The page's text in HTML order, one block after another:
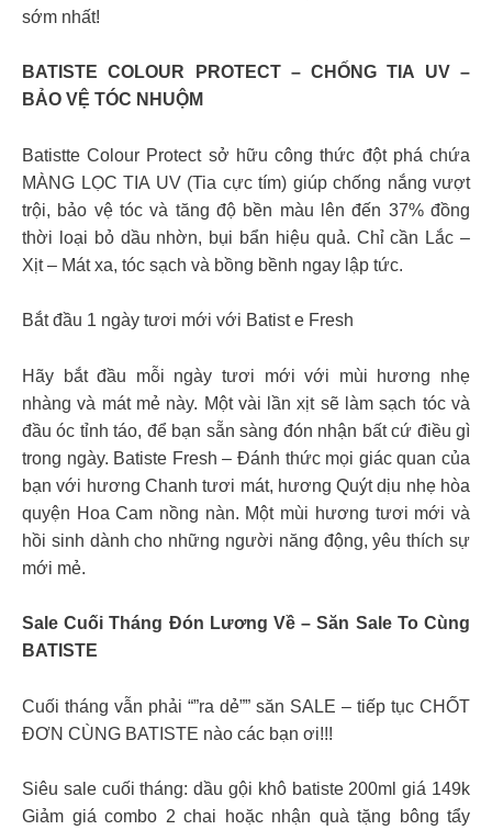
sớm nhất!
BATISTE COLOUR PROTECT – CHỐNG TIA UV –
BẢO VỆ TÓC NHUỘM
Batistte Colour Protect sở hữu công thức đột phá chứa
MÀNG LỌC TIA UV (Tia cực tím) giúp chống nắng vượt
trội, bảo vệ tóc và tăng độ bền màu lên đến 37% đồng
thời loại bỏ dầu nhờn, bụi bẩn hiệu quả. Chỉ cần Lắc –
Xịt – Mát xa, tóc sạch và bồng bềnh ngay lập tức.
Bắt đầu 1 ngày tươi mới với Batist e Fresh
Hãy bắt đầu mỗi ngày tươi mới với mùi hương nhẹ
nhàng và mát mẻ này. Một vài lần xịt sẽ làm sạch tóc và
đầu óc tỉnh táo, để bạn sẵn sàng đón nhận bất cứ điều gì
trong ngày. Batiste Fresh – Đánh thức mọi giác quan của
bạn với hương Chanh tươi mát, hương Quýt dịu nhẹ hòa
quyện Hoa Cam nồng nàn. Một mùi hương tươi mới và
hồi sinh dành cho những người năng động, yêu thích sự
mới mẻ.
Sale Cuối Tháng Đón Lương Về – Săn Sale To Cùng
BATISTE
Cuối tháng vẫn phải “”ra dẻ”” săn SALE – tiếp tục CHỐT
ĐƠN CÙNG BATISTE nào các bạn ơi!!!
Siêu sale cuối tháng: dầu gội khô batiste 200ml giá 149k
Giảm giá combo 2 chai hoặc nhận quà tặng bông tẩy